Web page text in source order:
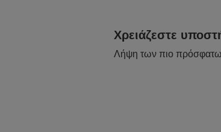
Χρειάζεστε
Λήψη των πιο